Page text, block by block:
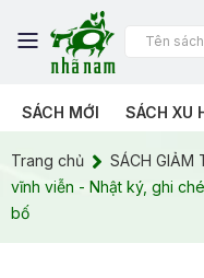
SÁCH MỚI SÁCH XU
Trang chủ SÁCH GIẢM
vĩnh viễn - Nhật ký, ghi
bố